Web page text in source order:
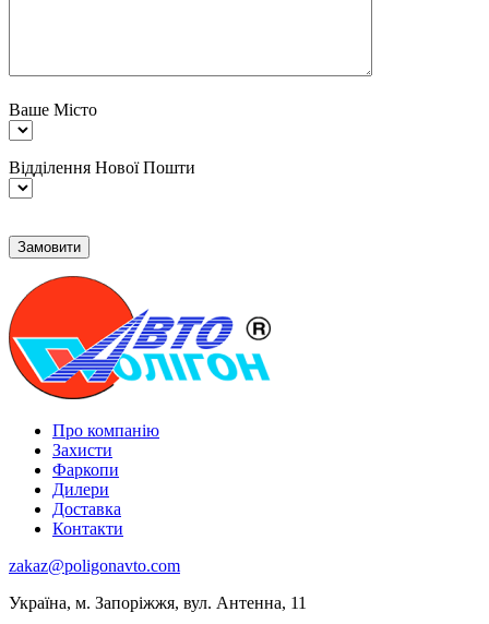
Ваше Місто
Відділення Нової Пошти
Про компанію
Захисти
Фаркопи
Дилери
Доставка
Контакти
zakaz@poligonavto.com
Україна, м. Запоріжжя, вул. Антенна, 11